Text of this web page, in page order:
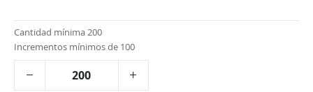
Cantidad mínima 200
Incrementos mínimos de 100